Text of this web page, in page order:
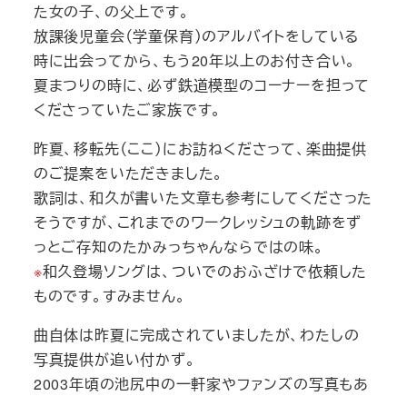
た女の子、の父上です。
放課後児童会（学童保育）のアルバイトをしている
時に出会ってから、もう20年以上のお付き合い。
夏まつりの時に、必ず鉄道模型のコーナーを担って
くださっていたご家族です。
昨夏、移転先（ここ）にお訪ねくださって、楽曲提供
のご提案をいただきました。
歌詞は、和久が書いた文章も参考にしてくださった
そうですが、これまでのワークレッシュの軌跡をず
っとご存知のたかみっちゃんならではの味。
※和久登場ソングは、ついでのおふざけで依頼した
ものです。すみません。
曲自体は昨夏に完成されていましたが、わたしの
写真提供が追い付かず。
2003年頃の池尻中の一軒家やファンズの写真もあ